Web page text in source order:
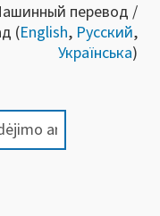
перевод /
(English, Русский,
Українська)